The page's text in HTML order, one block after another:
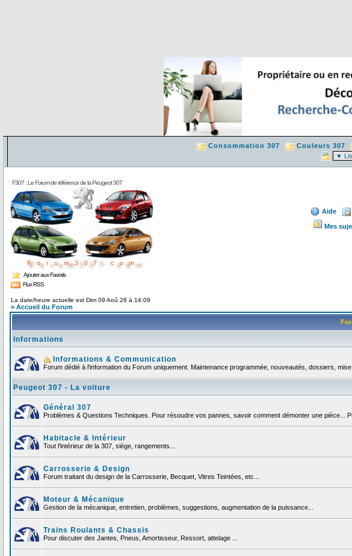
Consommation 307 Couleurs 307
F307 : Le Forum de référence de la Peugeot 307
Ajouter aux Favoris
Flux RSS
Aide
Mes
La date/heure actuelle est Dim 09 Aoû 26 à 14:09
» Accueil du Forum
Informations
Informations & Communication
Forum dédié à l'information du Forum uniquement. Maintenance programmée, nouveautés, dossiers,
Peugeot 307 - La voiture
Général 307
Problèmes & Questions Techniques. Pour résoudre vos pannes, savoir comment démonter une pièce...
Habitacle & Intérieur
Tout l'intérieur de la 307, siège, rangements...
Carrosserie & Design
Forum traitant du design de la Carrosserie, Becquet, Vitres Teintées, etc...
Moteur & Mécanique
Gestion de la mécanique, entretien, problèmes, suggestions, augmentation de la puissance...
Trains Roulants & Chassis
Pour discuter des Jantes, Pneus, Amortisseur, Ressort, attelage ...